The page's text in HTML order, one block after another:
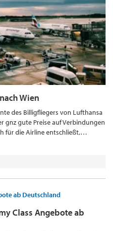
Wien
des Billigfliegers von Lufthansa
gnz gute Preise auf Verbindungen
für die Airline entschließt,…
Class Angebote ab